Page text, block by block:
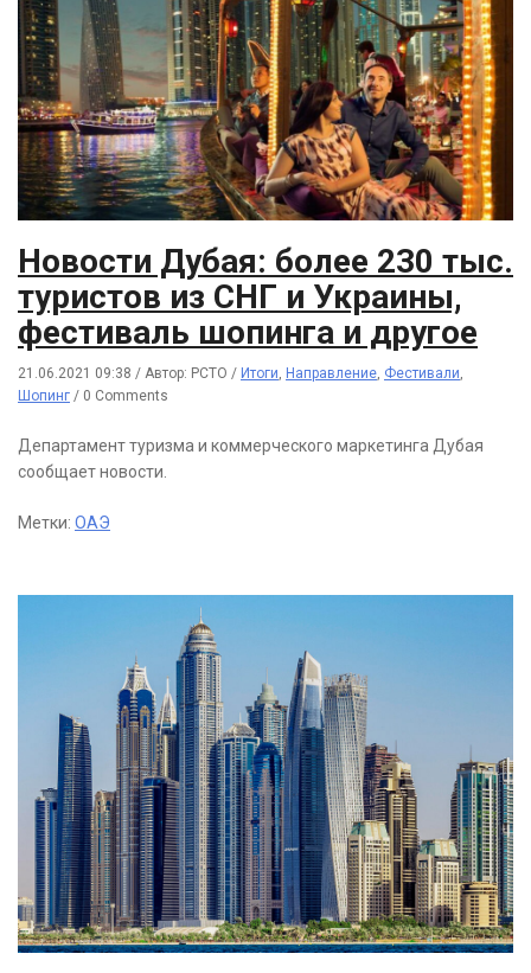
Новости Дубая: более 230 тыс.
туристов из СНГ и Украины,
фестиваль шопинга и другое
21.06.2021 09:38 / Автор: РСТО / Итоги Направление Фестивали
Шопинг / 0 Comments
Департамент туризма и коммерческого маркетинга Дубая
сообщает новости.
Метки: ОАЭ